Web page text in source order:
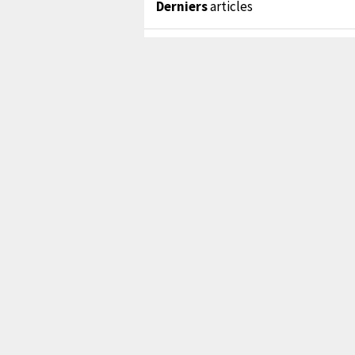
Derniersarticles